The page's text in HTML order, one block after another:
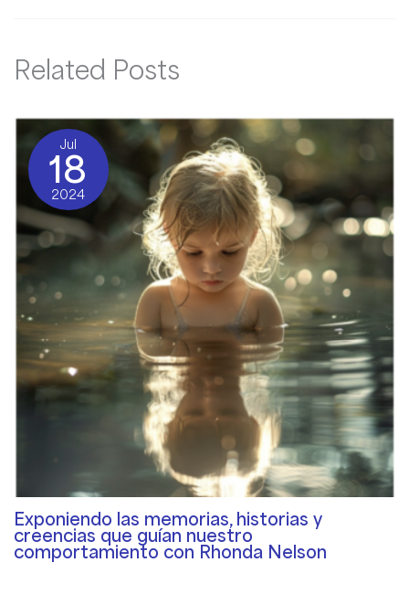
Related Posts
Jul
18
2024
Exponiendo las memorias, historias y
creencias que guían nuestro
comportamiento con Rhonda Nelson